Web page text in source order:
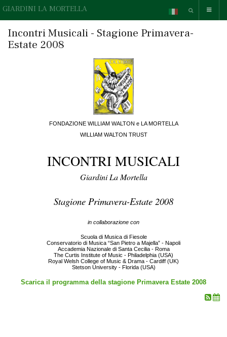
GIARDINI LA MORTELLA
Incontri Musicali - Stagione Primavera-
Estate 2008
FONDAZIONE WILLIAM WALTON e LA MORTELLA
WILLIAM WALTON TRUST
INCONTRI MUSICALI
Giardini La Mortella
Stagione Primavera-Estate 2008
in collaborazione con
Scuola di Musica di Fiesole
Conservatorio di Musica “San Pietro a Majella” - Napoli
Accademia Nazionale di Santa Cecilia - Roma
The Curtis Institute of Music - Philadelphia (USA)
Royal Welsh College of Music & Drama - Cardiff (UK)
Stetson University - Florida (USA)
Scarica il programma della stagione Primavera Estate 2008